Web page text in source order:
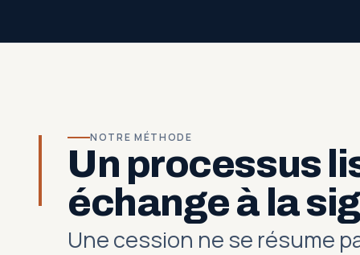
NOTRE MÉTHODE
Un processus
échange à la
Une cession ne se résume